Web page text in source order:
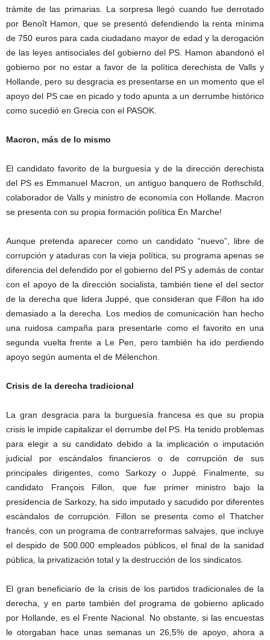
trámite de las primarias. La sorpresa llegó cuando fue derrotado
por Benoît Hamon, que se presentó defendiendo la renta mínima
de 750 euros para cada ciudadano mayor de edad y la derogación
de las leyes antisociales del gobierno del PS. Hamon abandonó el
gobierno por no estar a favor de la política derechista de Valls y
Hollande, pero su desgracia es presentarse en un momento que el
apoyo del PS cae en picado y todo apunta a un derrumbe histórico
como sucedió en Grecia con el PASOK.
Macron, más de lo mismo
El candidato favorito de la burguesía y de la dirección derechista
del PS es Emmanuel Macron, un antiguo banquero de Rothschild,
colaborador de Valls y ministro de economía con Hollande. Macron
se presenta con su propia formación política En Marche!
Aunque pretenda aparecer como un candidato “nuevo”, libre de
corrupción y ataduras con la vieja política, su programa apenas se
diferencia del defendido por el gobierno del PS y además de contar
con el apoyo de la dirección socialista, también tiene el del sector
de la derecha que lidera Juppé, que consideran que Fillon ha ido
demasiado a la derecha. Los medios de comunicación han hecho
una ruidosa campaña para presentarle como el favorito en una
segunda vuelta frente a Le Pen, pero también ha ido perdiendo
apoyo según aumenta el de Mélenchon.
Crisis de la derecha tradicional
La gran desgracia para la burguesía francesa es que su propia
crisis le impide capitalizar el derrumbe del PS. Ha tenido problemas
para elegir a su candidato debido a la implicación o imputación
judicial por escándalos financieros o de corrupción de sus
principales dirigentes, como Sarkozy o Juppé. Finalmente, su
candidato François Fillon, que fue primer ministro bajo la
presidencia de Sarkozy, ha sido imputado y sacudido por diferentes
escándalos de corrupción. Fillon se presenta como el Thatcher
francés, con un programa de contrarreformas salvajes, que incluye
el despido de 500.000 empleados públicos, el final de la sanidad
pública, la privatización total y la destrucción de los sindicatos.
El gran beneficiario de la crisis de los partidos tradicionales de la
derecha, y en parte también del programa de gobierno aplicado
por Hollande, es el Frente Nacional. No obstante, si las encuestas
le otorgaban hace unas semanas un 26,5% de apoyo, ahora a